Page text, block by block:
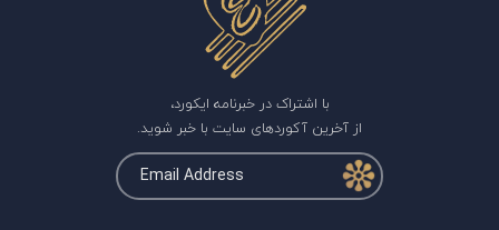
با اشتراک در خبرنامه ایکورد،
از آخرین آکوردهای سایت با خبر شوید.